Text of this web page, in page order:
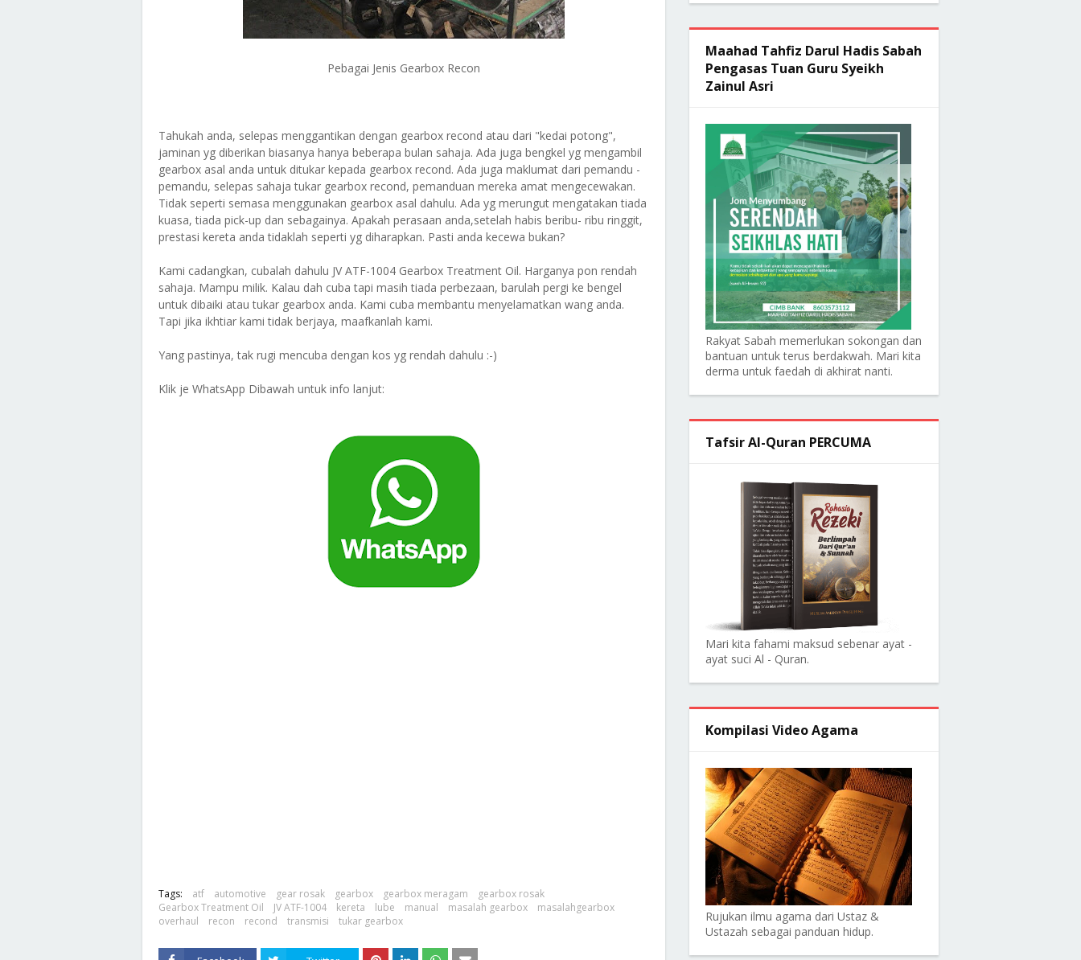
Pebagai Jenis Gearbox Recon
Tahukah anda, selepas menggantikan dengan gearbox recond atau dari "kedai potong",
jaminan yg diberikan biasanya hanya beberapa bulan sahaja. Ada juga bengkel yg mengambil
gearbox asal anda untuk ditukar kepada gearbox recond. Ada juga maklumat dari pemandu -
pemandu, selepas sahaja tukar gearbox recond, pemanduan mereka amat mengecewakan.
Tidak seperti semasa menggunakan gearbox asal dahulu. Ada yg merungut mengatakan tiada
kuasa, tiada pick-up dan sebagainya. Apakah perasaan anda,setelah habis beribu- ribu ringgit,
prestasi kereta anda tidaklah seperti yg diharapkan. Pasti anda kecewa bukan?
Kami cadangkan, cubalah dahulu JV ATF-1004 Gearbox Treatment Oil. Harganya pon rendah
sahaja. Mampu milik. Kalau dah cuba tapi masih tiada perbezaan, barulah pergi ke bengel
untuk dibaiki atau tukar gearbox anda. Kami cuba membantu menyelamatkan wang anda.
Tapi jika ikhtiar kami tidak berjaya, maafkanlah kami.
Yang pastinya, tak rugi mencuba dengan kos yg rendah dahulu :-)
Klik je WhatsApp Dibawah untuk info lanjut:
Tags: atf automotive gear rosak gearbox gearbox meragam
gearbox rosak
Gearbox Treatment Oil
JV ATF-1004 kereta lube manual masalah gearbox
masalahgearbox
overhaul
recon recond transmisi tukar gearbox
Maahad Tahfiz Darul Hadis Sabah
Pengasas Tuan Guru Syeikh
Zainul Asri
Rakyat Sabah memerlukan sokongan dan
bantuan untuk terus berdakwah. Mari kita
derma untuk faedah di akhirat nanti.
Tafsir Al-Quran PERCUMA
Mari kita fahami maksud sebenar ayat -
ayat suci Al - Quran.
Kompilasi Video Agama
Rujukan ilmu agama dari Ustaz &
Ustazah sebagai panduan hidup.